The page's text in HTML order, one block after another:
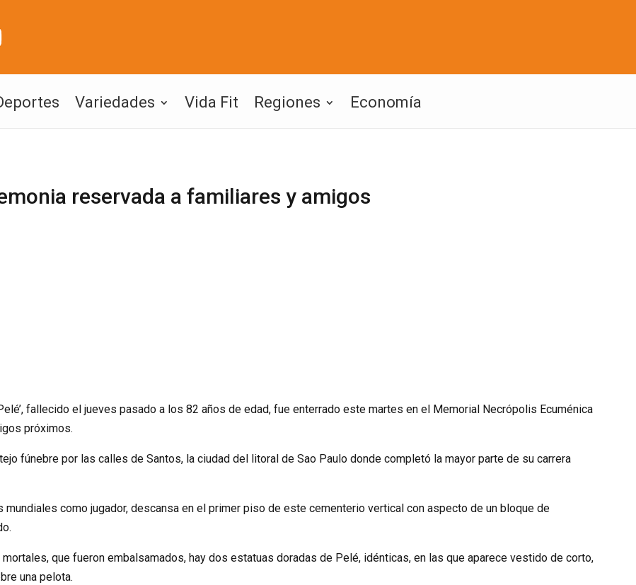
Variedades Vida Fit Regiones Economía
reservada a familiares y amigos
fallecido el jueves pasado a los 82 años de edad, fue enterrado este martes en el Memorial Necrópolis Ecuménica
próximos.
fúnebre por las calles de Santos, la ciudad del litoral de Sao Paulo donde completó la mayor parte de su carrera
mundiales como jugador, descansa en el primer piso de este cementerio vertical con aspecto de un bloque de
que fueron embalsamados, hay dos estatuas doradas de Pelé, idénticas, en las que aparece vestido de corto,
una pelota.